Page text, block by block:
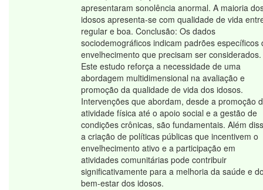
apresentaram sonolência anormal. A maioria
idosos apresenta-se com qualidade de vida
regular e boa. Conclusão: Os dados
sociodemográficos indicam padrões específicos
envelhecimento que precisam ser considerados.
Este estudo reforça a necessidade de uma
abordagem multidimensional na avaliação e
promoção da qualidade de vida dos idosos.
Intervenções que abordam, desde a promoção
atividade física até o apoio social e a gestão de
condições crônicas, são fundamentais. Além
a criação de políticas públicas que incentivem o
envelhecimento ativo e a participação em
atividades comunitárias pode contribuir
significativamente para a melhoria da saúde e
bem-estar dos idosos.